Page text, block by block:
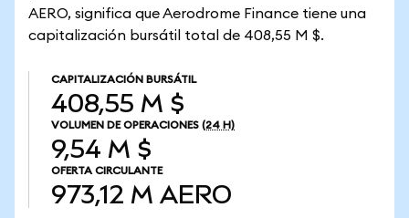
AERO, significa que Aerodrome Finance tiene una
capitalización bursátil total de 408,55 M $.
CAPITALIZACIÓN BURSÁTIL
408,55 M $
VOLUMEN DE OPERACIONES (24 H)
9,54 M $
OFERTA CIRCULANTE
973,12 M AERO